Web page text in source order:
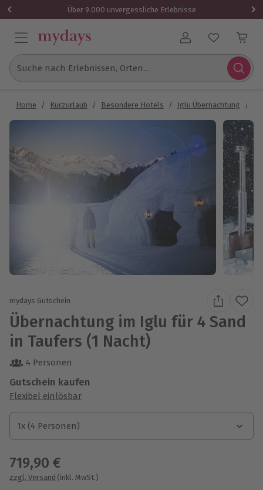
Über 9.000 unvergessliche Erlebnisse
Benutzerkonto
Suche nach Erlebnissen, Orten...
Home / Kurzurlaub / Besondere Hotels / Iglu Übernachtung /
mydays Gutschein
Übernachtung im Iglu für 4 Sand
in Taufers (1 Nacht)
4 Personen
Gutschein kaufen
Flexibel einlösbar
1x (4 Personen)
1x (4 Personen)
1x (4 Personen)
719,90 €
zzgl. Versand (inkl. MwSt.)